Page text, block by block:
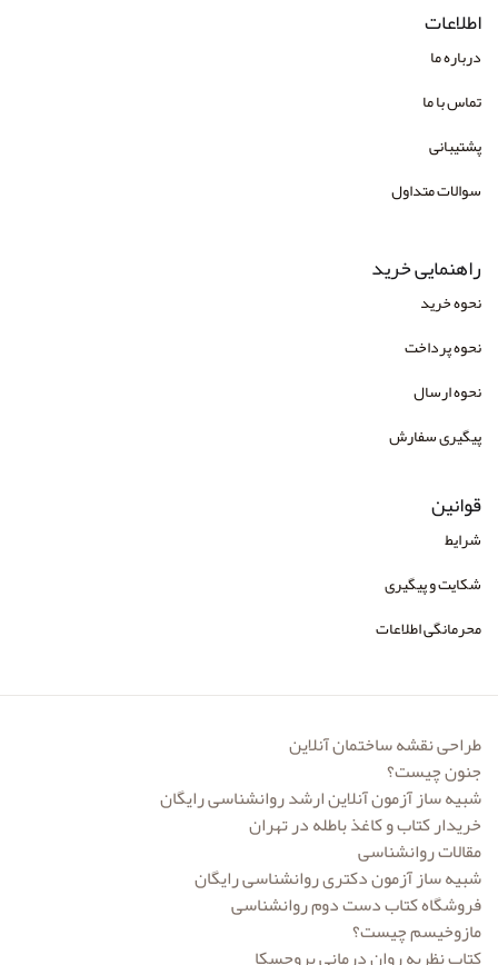
اطلاعات
درباره ما
تماس با ما
پشتیبانی
سوالات متداول
راهنمایی خرید
نحوه خرید
نحوه پرداخت
نحوه ارسال
پیگیری سفارش
قوانین
شرایط
شکایت و پیگیری
محرمانگی اطلاعات
طراحی نقشه ساختمان آنلاین
جنون چیست؟
شبیه ساز آزمون آنلاین ارشد روانشناسی رایگان
خریدار کتاب و کاغذ باطله در تهران
مقالات روانشناسی
شبیه ساز آزمون دکتری روانشناسی رایگان
فروشگاه کتاب دست دوم روانشناسی
مازوخیسم چیست؟